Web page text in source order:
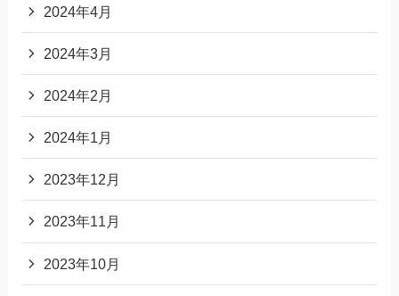
2024年4月
2024年3月
2024年2月
2024年1月
2023年12月
2023年11月
2023年10月